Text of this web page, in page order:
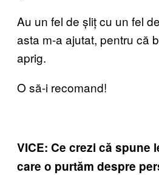
Au un fel de șliț cu un fel
asta m-a ajutat, pentru că
aprig.
O să-i recomand!
VICE: Ce crezi că spune
care o purtăm despre